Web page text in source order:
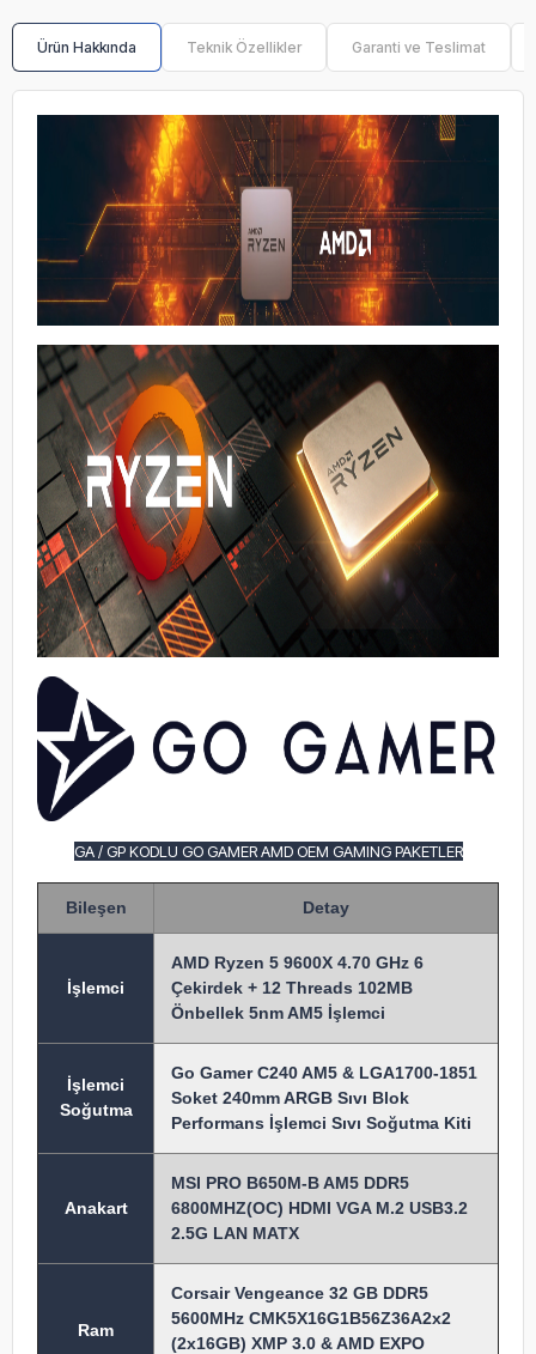
Ürün Hakkında Teknik Özellikler Garanti ve Teslimat
GA / GP KODLU GO GAMER AMD OEM GAMING PAKETLER
Bileşen Detay
İşlemci
AMD Ryzen 5 9600X 4.70 GHz 6
Çekirdek + 12 Threads 102MB
Önbellek 5nm AM5 İşlemci
İşlemci
Soğutma
Go Gamer C240 AM5 & LGA1700-1851
Soket 240mm ARGB Sıvı Blok
Performans İşlemci Sıvı Soğutma Kiti
Anakart
MSI PRO B650M-B AM5 DDR5
6800MHZ(OC) HDMI VGA M.2 USB3.2
2.5G LAN MATX
Ram
Corsair Vengeance 32 GB DDR5
5600MHz CMK5X16G1B56Z36A2x2
(2x16GB) XMP 3.0 & AMD EXPO